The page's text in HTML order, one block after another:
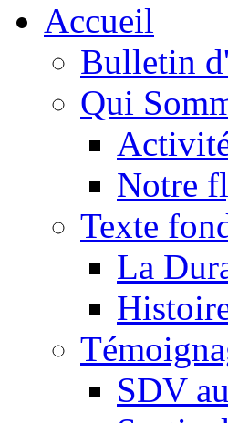
Accueil
Bulletin
Qui
Notre
Texte
La
SDV